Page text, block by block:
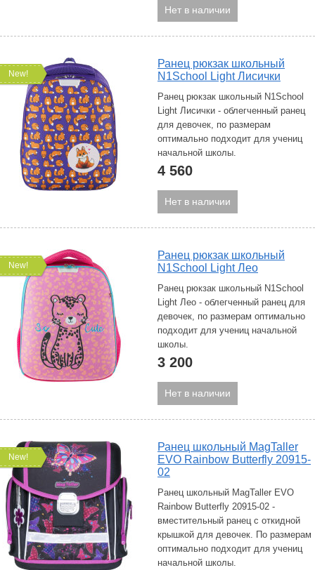
Нет в наличии
New!
Ранец рюкзак школьный
N1School Light Лисички
Ранец рюкзак школьный N1School
Light Лисички - облегченный ранец
для девочек, по размерам
оптимально подходит для учениц
начальной школы.
4 560
Нет в наличии
New!
Ранец рюкзак школьный
N1School Light Лео
Ранец рюкзак школьный N1School
Light Лео - облегченный ранец для
девочек, по размерам оптимально
подходит для учениц начальной
школы.
3 200
Нет в наличии
New!
Ранец школьный MagTaller
EVO Rainbow Butterfly 20915-
02
Ранец школьный MagTaller EVO
Rainbow Butterfly 20915-02 -
вместительный ранец с откидной
крышкой для девочек. По размерам
оптимально подходит для учениц
начальной школы.